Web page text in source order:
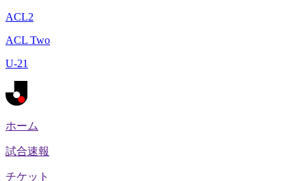
ACL2
ACL Two
U-21
ホーム
試合速報
チケット